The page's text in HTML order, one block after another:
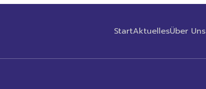
StartAktuellesÜber Uns